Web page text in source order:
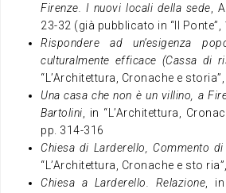
Firenze. I nuovi locali della sede,
23-32 (già pubblicato in “Il Ponte”,
Rispondere ad un’esigenza
culturalmente efficace (Cassa di
“L’Architettura, Cronache e
Una casa che non è un villino, a
Bartolini, in “L’Architettura,
pp. 314-316
Chiesa di Larderello, Commento
“L’Architettura, Cronache e sto
Chiesa a Larderello. Relazione, in